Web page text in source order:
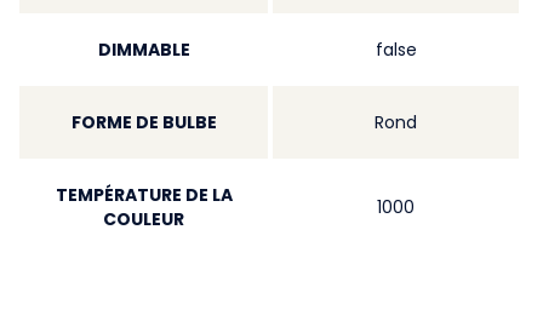
DIMMABLE false
FORME DE BULBE Rond
TEMPÉRATURE DE LA
COULEUR
1000